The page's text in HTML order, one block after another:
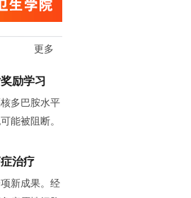
更多
励学习
多巴胺水平
能被阻断。
治疗
新成果。经